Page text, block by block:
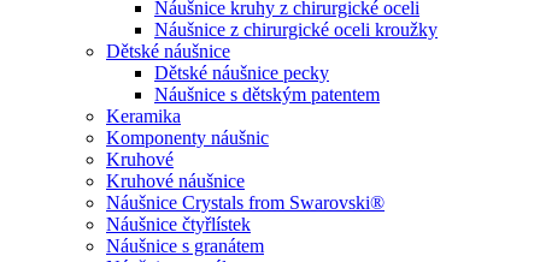
Náušnice kruhy z chirurgické oceli
Náušnice z chirurgické oceli kroužky
Dětské náušnice
Dětské náušnice pecky
Náušnice s dětským patentem
Keramika
Komponenty náušnic
Kruhové
Kruhové náušnice
Náušnice Crystals from Swarovski®
Náušnice čtyřlístek
Náušnice s granátem